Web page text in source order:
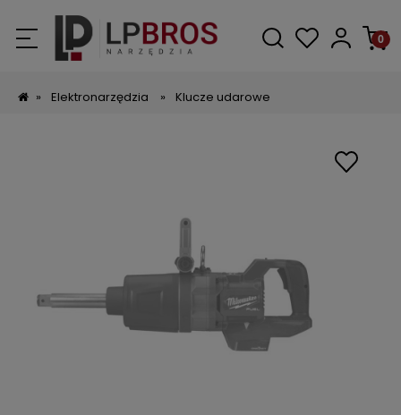
» Elektronarzędzia » Klucze udarowe